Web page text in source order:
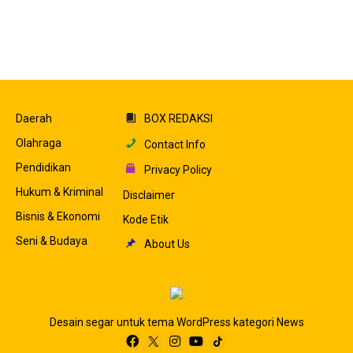
Daerah
Olahraga
Pendidikan
Hukum & Kriminal
Bisnis & Ekonomi
Seni & Budaya
BOX REDAKSI
Contact Info
Privacy Policy
Disclaimer
Kode Etik
About Us
Desain segar untuk tema WordPress kategori News